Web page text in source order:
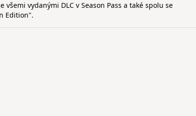
vydanými DLC v Season Pass a také spolu se
Edition".